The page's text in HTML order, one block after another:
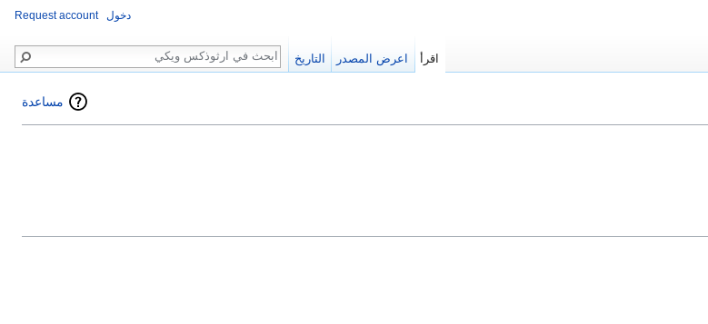
مساعدة
Request account دخول
بحث
التاريخ اعرض المصدر اقرأ